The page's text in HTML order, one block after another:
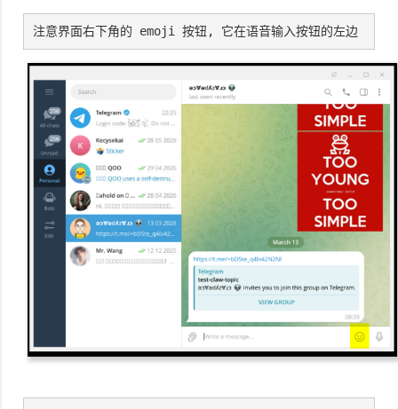
注意界面右下角的 emoji 按钮, 它在语音输入按钮的左边